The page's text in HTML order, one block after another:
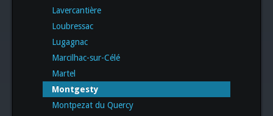
Lavercantière
Loubressac
Lugagnac
Marcilhac-sur-Célé
Martel
Montgesty
Montpezat du Quercy